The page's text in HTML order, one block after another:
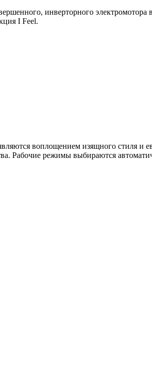
инверторного электромотора
I Feel.
воплощением изящного стиля и
Рабочие режимы выбираются